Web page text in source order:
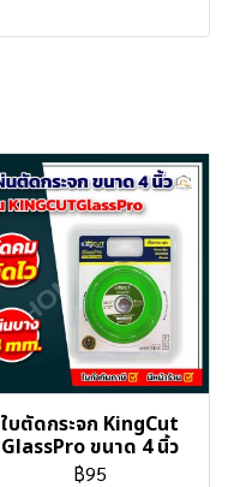
ใบตัดกระจก KingCut
GlassPro ขนาด 4 นิ้ว
฿95